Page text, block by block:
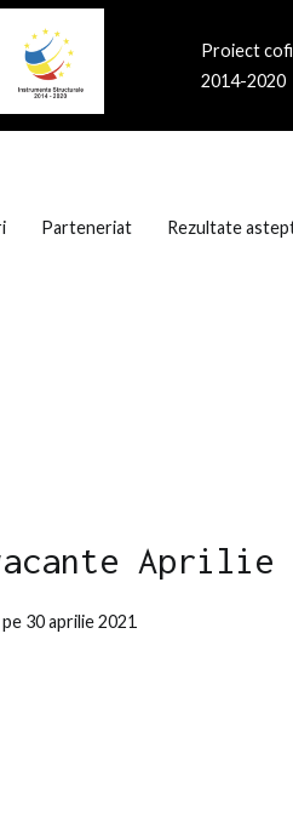
Proiect
2014-2020
Parteneriat Rezultate
Aprilie
30 aprilie 2021